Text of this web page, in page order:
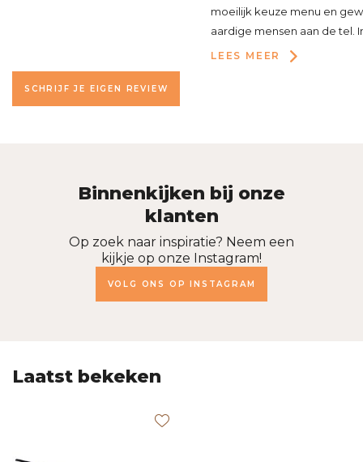
moeilijk keuze menu en
aardige mensen aan de tel.
LEES MEER
SCHRIJF JE EIGEN REVIEW
Binnenkijken bij onze
klanten
Op zoek naar inspiratie? Neem een
kijkje op onze Instagram!
VOLG ONS OP INSTAGRAM
Laatst bekeken